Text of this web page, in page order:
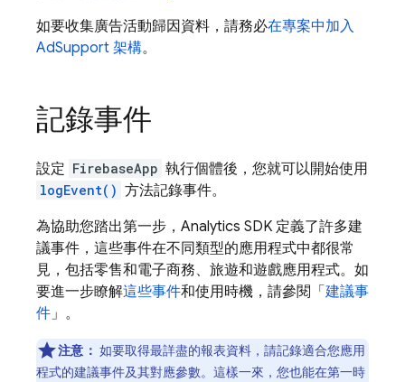
如要收集廣告活動歸因資料，請務必在專案中加入
AdSupport 架構。
記錄事件
設定 FirebaseApp 執行個體後，您就可以開始使用
logEvent() 方法記錄事件。
為協助您踏出第一步， Analytics SDK 定義了許多建
議事件，這些事件在不同類型的應用程式中都很常
見，包括零售和電子商務、旅遊和遊戲應用程式。如
要進一步瞭解這些事件和使用時機，請參閱「 建議事
件」。
注意： 如要取得最詳盡的報表資料，請記錄適合您應用
程式的建議事件及其對應參數。這樣一來，您也能在第一時